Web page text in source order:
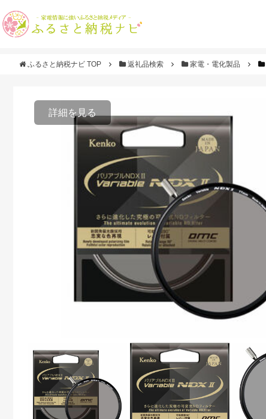
ふるさと納税ナビ TOP 返礼品検索 家電・電化製品
詳細を見る